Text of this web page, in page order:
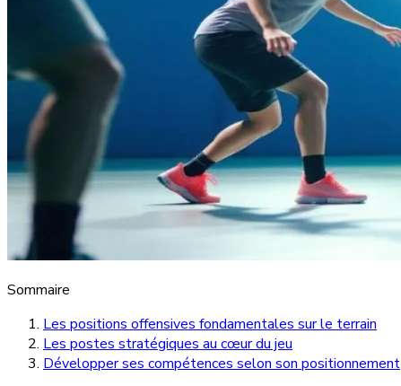
Sommaire
Les positions offensives fondamentales sur le terrain
Les postes stratégiques au cœur du jeu
Développer ses compétences selon son positionnement